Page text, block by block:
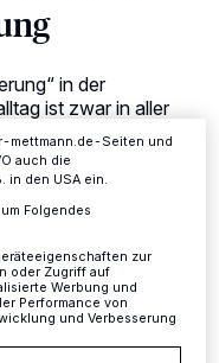
in der
ist zwar in aller
Zugang in
eher ein
ist „online“
Lesezeit
für Sie. Sie können
Einstellungen zu
Website. Weitere
mettmann.de-Seiten und
auch die
in den USA ein.
Folgendes
zur
oder Zugriff auf
Werbung und
Performance von
und Verbesserung